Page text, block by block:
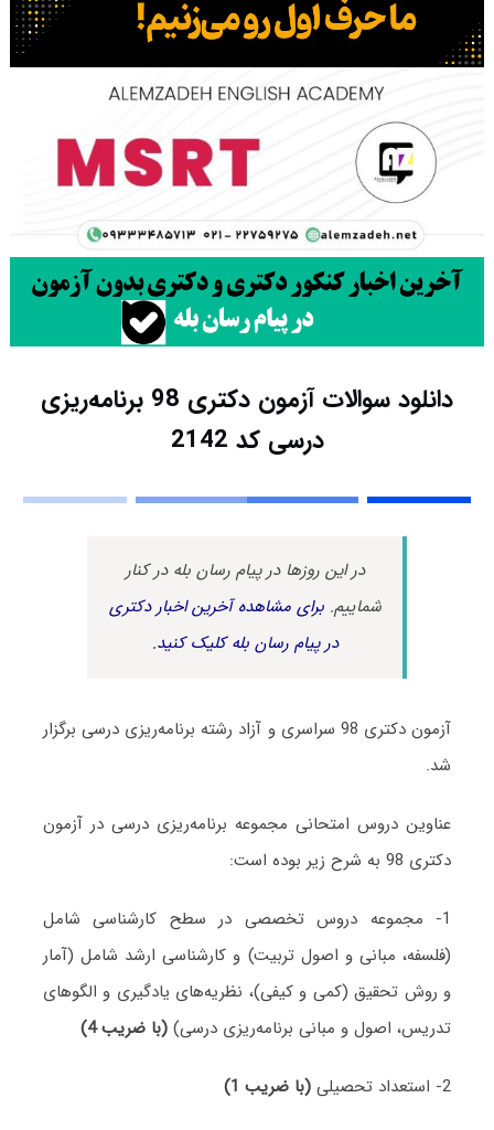
دانلود سوالات آزمون دکتری 98 برنامه‌ریزی
درسی کد 2142
در این روزها در پیام رسان بله در کنار
شماییم.برای مشاهده آخرین اخبار دکتری
در پیام رسان بله کلیک کنید.
آزمون دکتری 98 سراسری و آزاد رشته برنامه‌ریزی درسی برگزار
شد.
عناوین دروس امتحانی مجموعه برنامه‌ریزی درسی در آزمون
دکتری 98 به شرح زیر بوده است:
1- مجموعه دروس تخصصی در سطح کارشناسی شامل
(فلسفه، مبانی و اصول تربیت) و کارشناسی ارشد شامل (آمار
و روش تحقیق (کمی و کیفی)، نظریه‌های یادگیری و الگوهای
تدریس، اصول و مبانی برنامه‌ریزی درسی) (با ضریب 4)
2- استعداد تحصیلی (با ضریب 1)